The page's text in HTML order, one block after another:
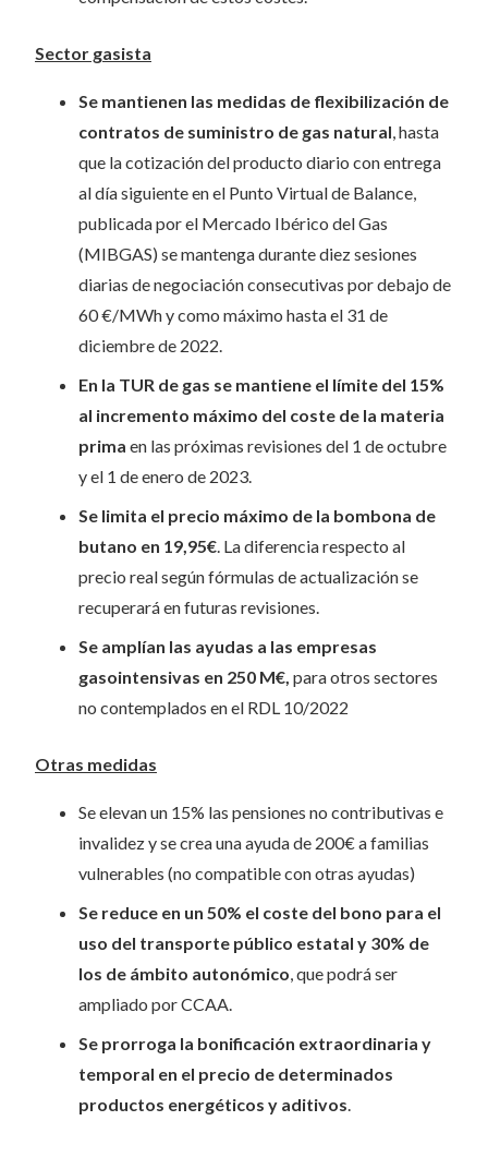
Sector gasista
Se mantienen las medidas de flexibilización de
contratos de suministro de gas natural, hasta
que la cotización del producto diario con entrega
al día siguiente en el Punto Virtual de Balance,
publicada por el Mercado Ibérico del Gas
(MIBGAS) se mantenga durante diez sesiones
diarias de negociación consecutivas por debajo de
60 €/MWh y como máximo hasta el 31 de
diciembre de 2022.
En la TUR de gas se mantiene el límite del 15%
al incremento máximo del coste de la materia
prima en las próximas revisiones del 1 de octubre
y el 1 de enero de 2023.
Se limita el precio máximo de la bombona de
butano en 19,95€. La diferencia respecto al
precio real según fórmulas de actualización se
recuperará en futuras revisiones.
Se amplían las ayudas a las empresas
gasointensivas en 250 M€, para otros sectores
no contemplados en el RDL 10/2022
Otras medidas
Se elevan un 15% las pensiones no contributivas e
invalidez y se crea una ayuda de 200€ a familias
vulnerables (no compatible con otras ayudas)
Se reduce en un 50% el coste del bono para el
uso del transporte público estatal y 30% de
los de ámbito autonómico, que podrá ser
ampliado por CCAA.
Se prorroga la bonificación extraordinaria y
temporal en el precio de determinados
productos energéticos y aditivos.